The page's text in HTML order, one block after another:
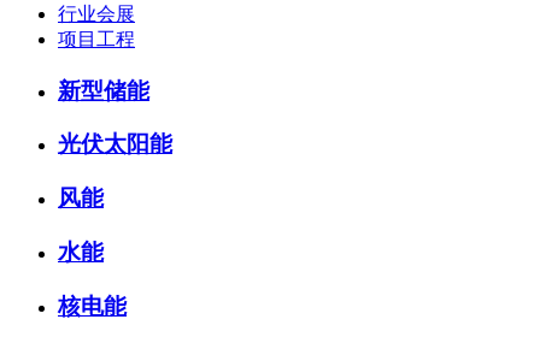
行业会展
项目工程
新型储能
光伏太阳能
风能
水能
核电能